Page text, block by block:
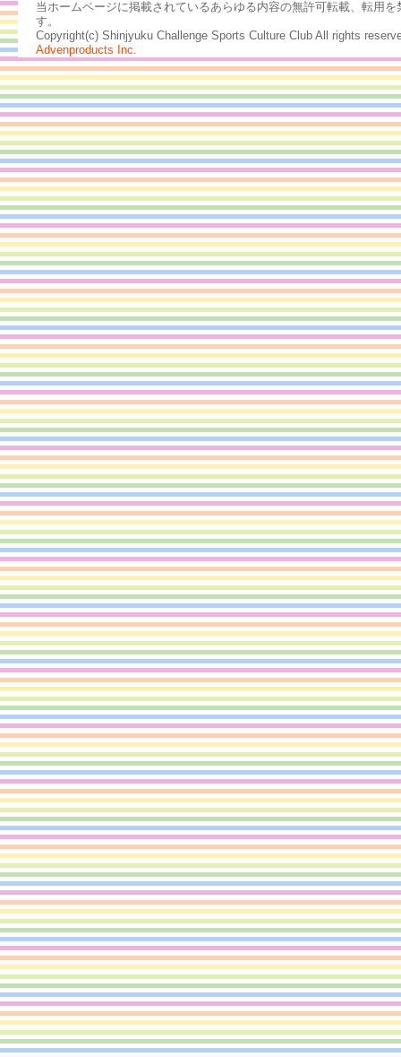
当ホームページに掲載されているあらゆる内容の無許可転載、転用
す。
Copyright(c) Shinjyuku Challenge Sports Culture Club All rights
Advenproducts Inc.